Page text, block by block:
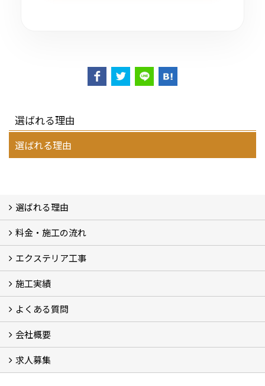
選ばれる理由
選ばれる理由
選ばれる理由
選ばれる理由
料金・施工の流れ
料金
施工の流れ
エクステリア工事
エクステリア工事
施工実績
フォトギャラリー
メディア紹介・掲載
お客様の声
よくある質問
よくある質問
会社概要
会社概要
アクセス
スタッフ紹介
スタッフブログ
LINE公式アカウント
求人募集